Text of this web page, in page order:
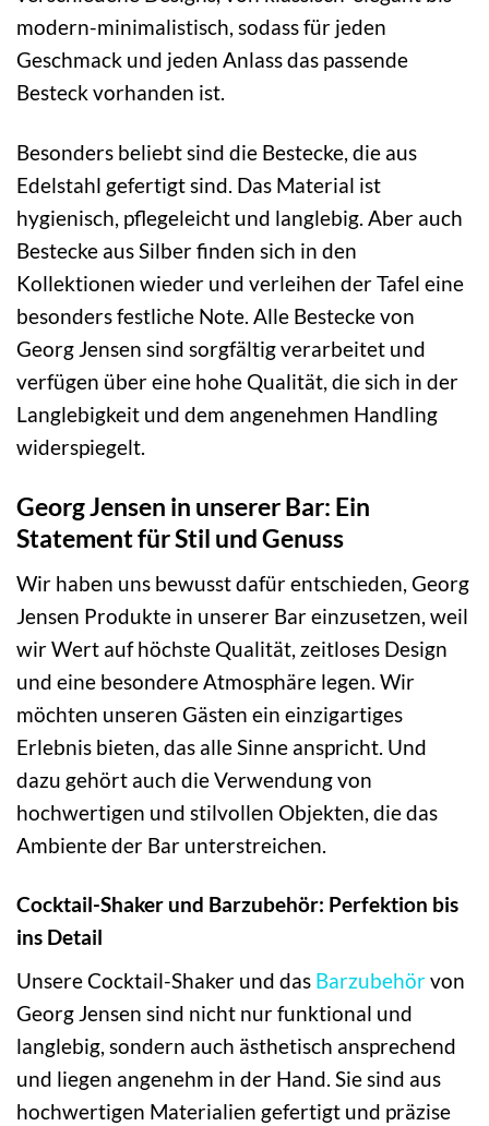
modern-minimalistisch, sodass für jeden
Geschmack und jeden Anlass das passende
Besteck vorhanden ist.
Besonders beliebt sind die Bestecke, die aus
Edelstahl gefertigt sind. Das Material ist
hygienisch, pflegeleicht und langlebig. Aber auch
Bestecke aus Silber finden sich in den
Kollektionen wieder und verleihen der Tafel eine
besonders festliche Note. Alle Bestecke von
Georg Jensen sind sorgfältig verarbeitet und
verfügen über eine hohe Qualität, die sich in der
Langlebigkeit und dem angenehmen Handling
widerspiegelt.
Georg Jensen in unserer Bar: Ein
Statement für Stil und Genuss
Wir haben uns bewusst dafür entschieden, Georg
Jensen Produkte in unserer Bar einzusetzen, weil
wir Wert auf höchste Qualität, zeitloses Design
und eine besondere Atmosphäre legen. Wir
möchten unseren Gästen ein einzigartiges
Erlebnis bieten, das alle Sinne anspricht. Und
dazu gehört auch die Verwendung von
hochwertigen und stilvollen Objekten, die das
Ambiente der Bar unterstreichen.
Cocktail-Shaker und Barzubehör: Perfektion bis
ins Detail
Unsere Cocktail-Shaker und das Barzubehörvon
Georg Jensen sind nicht nur funktional und
langlebig, sondern auch ästhetisch ansprechend
und liegen angenehm in der Hand. Sie sind aus
hochwertigen Materialien gefertigt und präzise